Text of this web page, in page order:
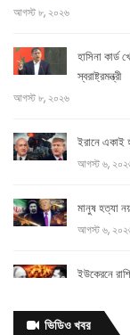
আগস্ট ৮, ২০২৬
হাসিনা
স্বরাষ্ট্রমন্ত্রী
আগস্ট ৮, ২০২৬
ইরানে একাই
আগস্ট ৬,
মানুষ হত্যা
আগস্ট ৬,
ইউক্রেনে
ভিডিও খবর